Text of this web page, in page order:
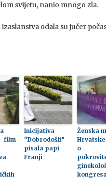
svijetu, nanio mnogo zla.
odala su jučer
film
Inicijativa
“Dobrodošli”
pisala papi
Franji
Ženska
o